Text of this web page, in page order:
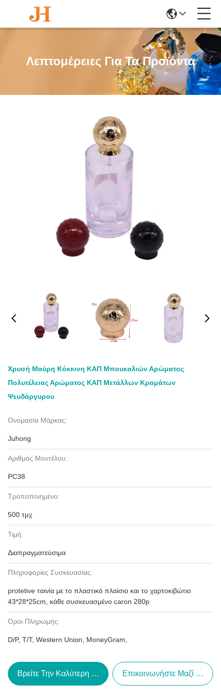
Λεπτομέρειες Για Τα Προϊόντα
Χρυσή Μαύρη Κόκκινη ΚΑΠ Μπουκαλιών Αρώματος
Πολυτέλειας Αρώματος ΚΑΠ Μετάλλων Κραμάτων
Ψευδάργυρου
Ονομασία Μάρκας:
Juhong
Αριθμός Μοντέλου:
PC38
Τροποποιημένο:
500 τμχ
Τιμή:
Διαπραγματεύσιμα
Πληροφορίες Συσκευασίας:
protetive ταινία με το πλαστικό πλαίσιο και το χαρτοκιβώτιο
43*28*25cm, κάθε συσκευασμένο caron 280p
Όροι Πληρωμής:
D/P, T/T, Western Union, MoneyGram,
Βρείτε Την Καλύτερη Τιμή Επικοινωνήστε Μαζί Μας